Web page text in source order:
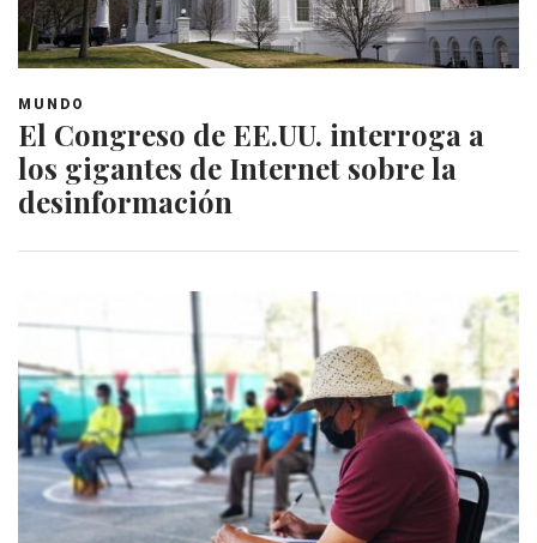
MUNDO
El Congreso de EE.UU. interroga a
los gigantes de Internet sobre la
desinformación